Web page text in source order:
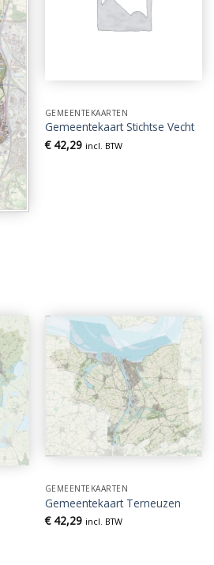
GEMEENTEKAARTEN
Gemeentekaart Stichtse Vecht
€42,29 incl. BTW
GEMEENTEKAARTEN
Gemeentekaart Terneuzen
€42,29 incl. BTW